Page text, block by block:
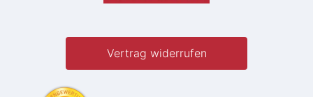
Vertrag widerrufen